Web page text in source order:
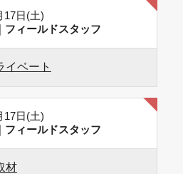
17日(土)
フィールドスタッフ
イベート
17日(土)
フィールドスタッフ
材